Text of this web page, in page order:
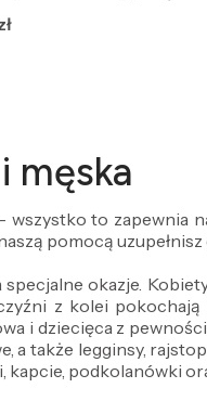
męska
to zapewnia
pomocą
okazje.
z kolei
i dziecięca z
także legginsy,
podkolanówki